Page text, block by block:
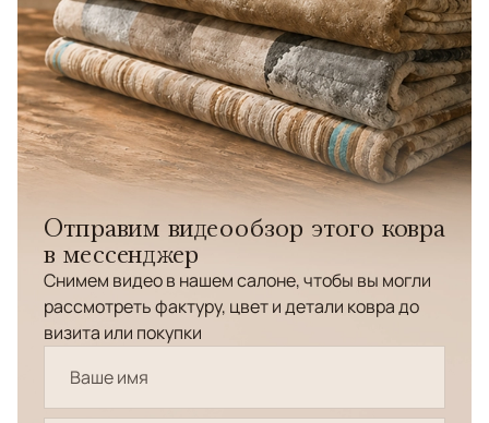
Отправим видеообзор этого ковра
в мессенджер
Снимем видео в нашем салоне, чтобы вы могли
рассмотреть фактуру, цвет и детали ковра до
визита или покупки